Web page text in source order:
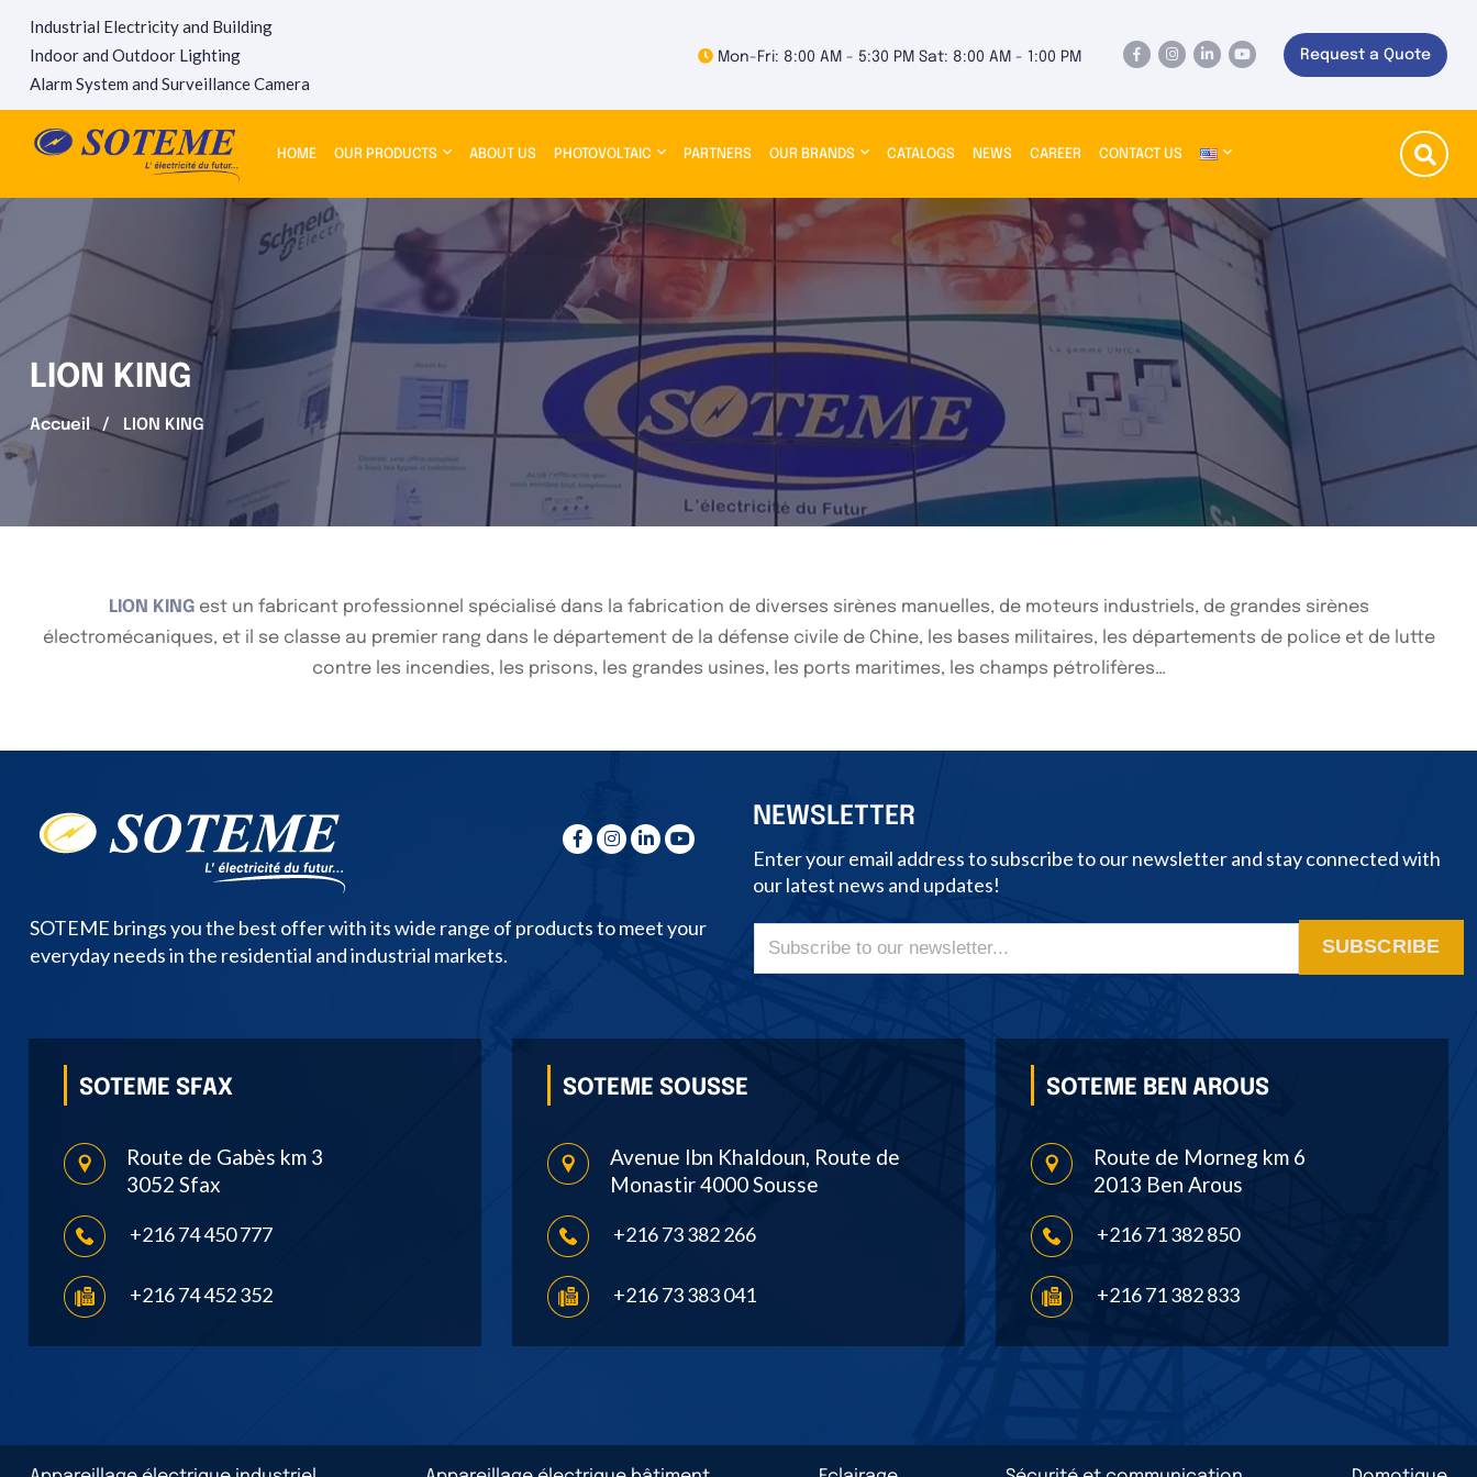
Industrial Electricity and Building
Indoor and Outdoor Lighting
Alarm System and Surveillance Camera
Mon-Fri: 8:00 AM - 5:30 PM Sat: 8:00 AM - 1:00 PM Request a Quote
HOME OUR PRODUCTS ABOUT US PHOTOVOLTAIC PARTNERS OUR BRANDS CATALOGS NEWS CAREER CONTACT US
LION KING
Accueil LION KING
LION KINGest un fabricant professionnel spécialisé dans la fabrication de diverses sirènes manuelles, de moteurs industriels, de grandes sirènes
électromécaniques, et il se classe au premier rang dans le département de la défense civile de Chine, les bases militaires, les départements de police et de lutte
contre les incendies, les prisons, les grandes usines, les ports maritimes, les champs pétrolifères…
SOTEME brings you the best offer with its wide range of products to meet your
everyday needs in the residential and industrial markets.
NEWSLETTER
Enter your email address to subscribe to our newsletter and stay connected with
our latest news and updates!
SUBSCRIBE
SOTEME SFAX
Route de Gabès km 3
3052 Sfax
+216 74 450 777
+216 74 452 352
SOTEME SOUSSE
Avenue Ibn Khaldoun, Route de
Monastir 4000 Sousse
+216 73 382 266
+216 73 383 041
SOTEME BEN AROUS
Route de Morneg km 6
2013 Ben Arous
+216 71 382 850
+216 71 382 833